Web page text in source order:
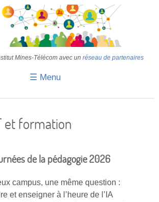
Mines-Télécom avec un réseau de partenaires
☰ Menu
Transition
IMT
et formation
de la pédagogie 2026
campus, une même question :
et enseigner à l’heure de l’IA